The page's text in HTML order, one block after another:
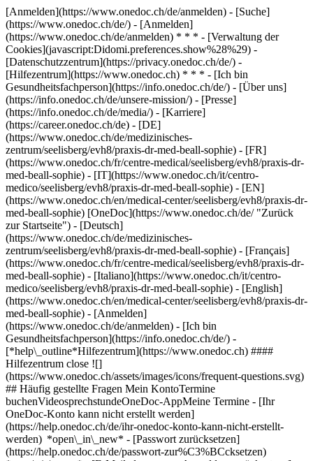
[Anmelden](https://www.onedoc.ch/de/anmelden) - [Suche]
(https://www.onedoc.ch/de/) - [Anmelden]
(https://www.onedoc.ch/de/anmelden) * * * - [Verwaltung der
Cookies](javascript:Didomi.preferences.show%28%29) -
[Datenschutzzentrum](https://privacy.onedoc.ch/de/) -
[Hilfezentrum](https://www.onedoc.ch) * * * - [Ich bin
Gesundheitsfachperson](https://info.onedoc.ch/de/) - [Über uns]
(https://info.onedoc.ch/de/unsere-mission/) - [Presse]
(https://info.onedoc.ch/de/media/) - [Karriere]
(https://career.onedoc.ch/de) - [DE]
(https://www.onedoc.ch/de/medizinisches-
zentrum/seelisberg/evh8/praxis-dr-med-beall-sophie) - [FR]
(https://www.onedoc.ch/fr/centre-medical/seelisberg/evh8/praxis-dr-
med-beall-sophie) - [IT](https://www.onedoc.ch/it/centro-
medico/seelisberg/evh8/praxis-dr-med-beall-sophie) - [EN]
(https://www.onedoc.ch/en/medical-center/seelisberg/evh8/praxis-dr-
med-beall-sophie) [OneDoc](https://www.onedoc.ch/de/ "Zurück
zur Startseite") - [Deutsch]
(https://www.onedoc.ch/de/medizinisches-
zentrum/seelisberg/evh8/praxis-dr-med-beall-sophie) - [Français]
(https://www.onedoc.ch/fr/centre-medical/seelisberg/evh8/praxis-dr-
med-beall-sophie) - [Italiano](https://www.onedoc.ch/it/centro-
medico/seelisberg/evh8/praxis-dr-med-beall-sophie) - [English]
(https://www.onedoc.ch/en/medical-center/seelisberg/evh8/praxis-dr-
med-beall-sophie) - [Anmelden]
(https://www.onedoc.ch/de/anmelden) - [Ich bin
Gesundheitsfachperson](https://info.onedoc.ch/de/) -
[*help\_outline*Hilfezentrum](https://www.onedoc.ch) ####
Hilfezentrum close ![]
(https://www.onedoc.ch/assets/images/icons/frequent-questions.svg)
## Häufig gestellte Fragen Mein KontoTermine
buchenVideosprechstundeOneDoc-AppMeine Termine - [Ihr
OneDoc-Konto kann nicht erstellt werden]
(https://help.onedoc.ch/de/ihr-onedoc-konto-kann-nicht-erstellt-
werden) *open\_in\_new* - [Passwort zurücksetzen]
(https://help.onedoc.ch/de/passwort-zur%C3%BCcksetzen)